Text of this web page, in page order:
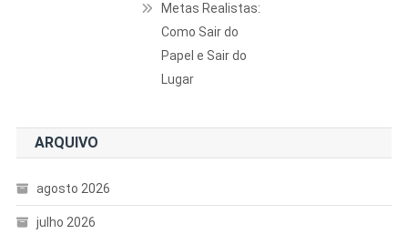
Metas Realistas:
Como Sair do
Papel e Sair do
Lugar
ARQUIVO
agosto 2026
julho 2026